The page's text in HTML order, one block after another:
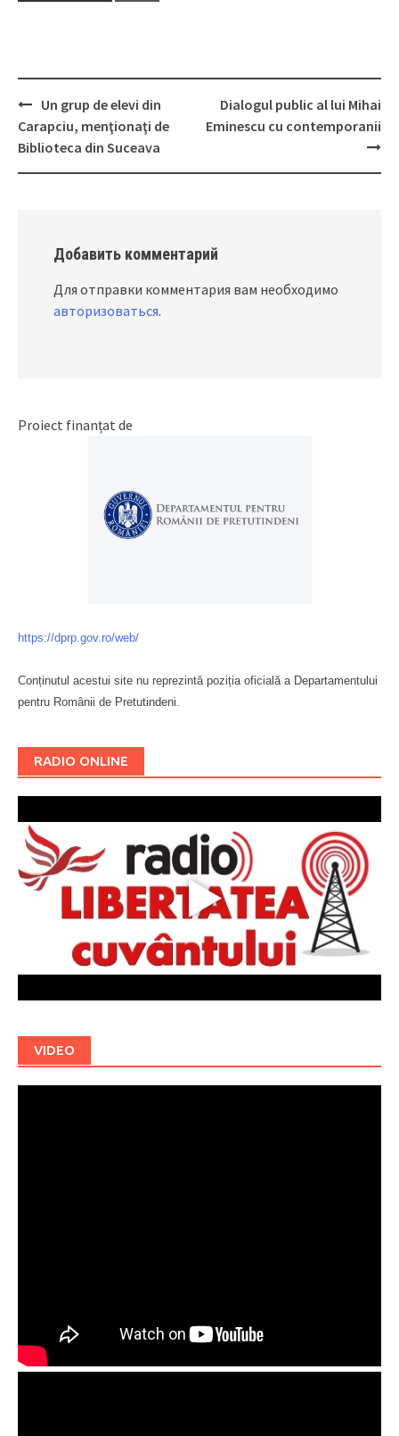
Post
navigation
Un grup de elevi din
Carapciu, menţionaţi de
Biblioteca din Suceava
Dialogul public al lui Mihai
Eminescu cu contemporanii
Добавить комментарий
Для отправки комментария вам необходимо
авторизоваться.
Proiect finanțat de
https://dprp.gov.ro/web/
Conținutul acestui site nu reprezintă poziția oficială a Departamentului
pentru Românii de Pretutindeni.
RADIO ONLINE
VIDEO